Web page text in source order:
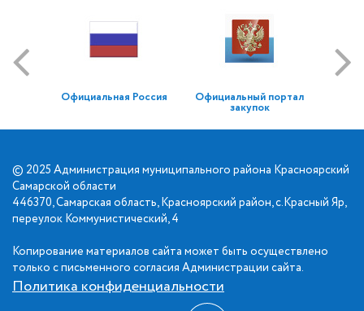
Официальная Россия Официальный портал
закупок
© 2025 Администрация муниципального района Красноярский
Самарской области
446370, Самарская область, Красноярский район, с.Красный Яр,
переулок Коммунистический, 4
Копирование материалов сайта может быть осуществлено
только с письменного согласия Администрации сайта.
Политика конфиденциальности